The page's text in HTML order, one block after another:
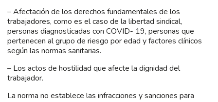
– Afectación de los derechos fundamentales de los
trabajadores, como es el caso de la libertad sindical,
personas diagnosticadas con COVID- 19, personas que
pertenecen al grupo de riesgo por edad y factores clínicos
según las normas sanitarias.
– Los actos de hostilidad que afecte la dignidad del
trabajador.
La norma no establece las infracciones y sanciones para